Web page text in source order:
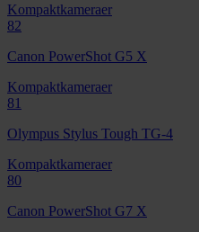
Kompaktkameraer
82
Canon PowerShot G5 X
Kompaktkameraer
81
Olympus Stylus Tough TG-4
Kompaktkameraer
80
Canon PowerShot G7 X